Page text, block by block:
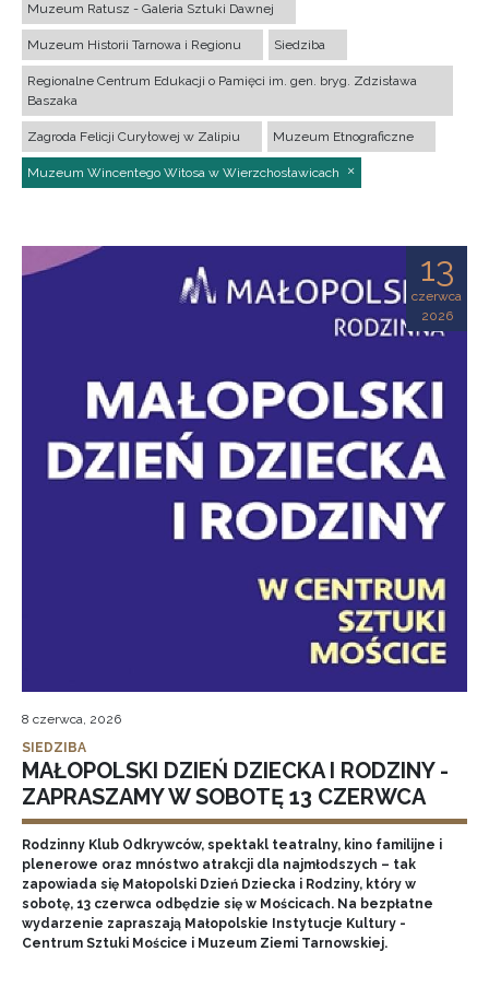
Muzeum Ratusz - Galeria Sztuki Dawnej
Muzeum Historii Tarnowa i Regionu Siedziba
Regionalne Centrum Edukacji o Pamięci im. gen. bryg. Zdzisława
Baszaka
Zagroda Felicji Curyłowej w Zalipiu Muzeum Etnograficzne
Muzeum Wincentego Witosa w Wierzchosławicach
13
czerwca
2026
8 czerwca, 2026
SIEDZIBA
MAŁOPOLSKI DZIEŃ DZIECKA I RODZINY -
ZAPRASZAMY W SOBOTĘ 13 CZERWCA
Rodzinny Klub Odkrywców, spektakl teatralny, kino familijne i
plenerowe oraz mnóstwo atrakcji dla najmłodszych – tak
zapowiada się Małopolski Dzień Dziecka i Rodziny, który w
sobotę, 13 czerwca odbędzie się w Mościcach. Na bezpłatne
wydarzenie zapraszają Małopolskie Instytucje Kultury -
Centrum Sztuki Mościce i Muzeum Ziemi Tarnowskiej.